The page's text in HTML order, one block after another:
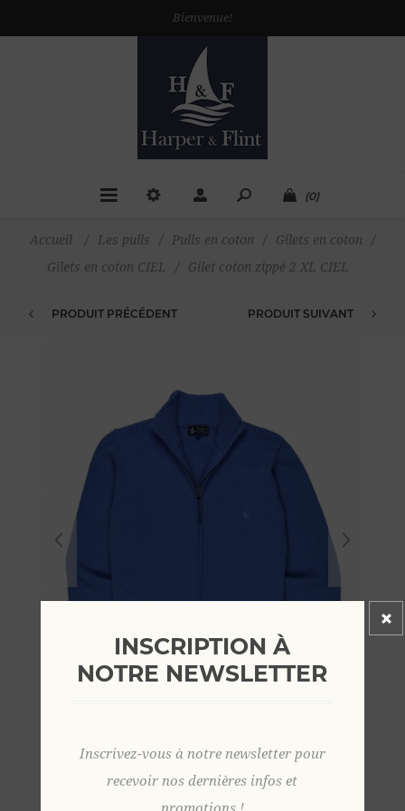
Bienvenue!
(0)
Accueil / Les pulls / Pulls en coton / Gilets en coton
/
Gilets en coton CIEL
/ Gilet coton zippé 2 XL CIEL
PRODUIT PRÉCÉDENT PRODUIT SUIVANT
INSCRIPTION À
NOTRE NEWSLETTER
Inscrivez-vous à notre newsletter pour
recevoir nos dernières infos et